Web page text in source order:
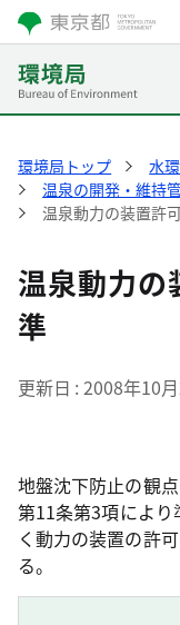
環境局トップ
水
温泉の開発・維持
温泉動力の装置許
温泉動力の
準
更新日 2008年10
地盤沈下防止の観
第11条第3項によ
く動力の装置の許
る。